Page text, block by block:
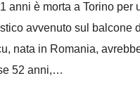
anni è morta a Torino per
avvenuto sul balcone
nata in Romania,
52 anni,…